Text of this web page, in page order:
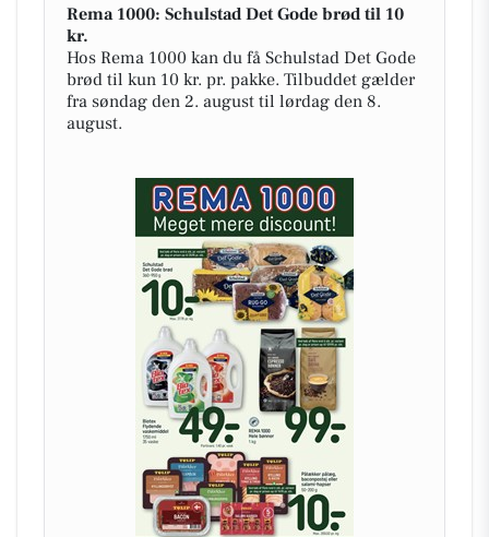
Rema 1000: Schulstad Det Gode brød til 10
kr.
Hos Rema 1000 kan du få Schulstad Det Gode
brød til kun 10 kr. pr. pakke. Tilbuddet gælder
fra søndag den 2. august til lørdag den 8.
august.